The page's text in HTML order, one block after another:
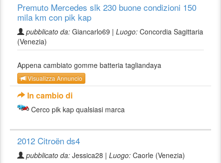
Premuto Mercedes slk 230 buone condizioni 150
mila km con pik kap
pubblicato da: Giancarlo69 | Luogo: Concordia Sagittaria
(Venezia)
Appena cambiato gomme batteria tagliandaya
Visualizza Annuncio
In cambio di
Cerco pik kap qualsiasi marca
2012 Citroën ds4
pubblicato da: Jessica28 | Luogo: Caorle (Venezia)